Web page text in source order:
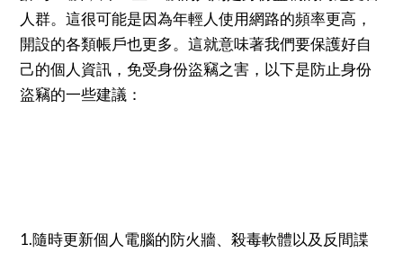
人群。這很可能是因為年輕人使用網路的頻率更高，
開設的各類帳戶也更多。這就意味著我們要保護好自
己的個人資訊，免受身份盜竊之害，以下是防止身份
盜竊的一些建議：
1.隨時更新個人電腦的防火牆、殺毒軟體以及反間諜